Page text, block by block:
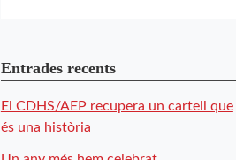
Entrades recents
El CDHS/AEP recupera un cartell que
és una història